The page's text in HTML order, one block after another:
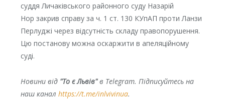
суддя Личаківського районного суду Назарій
Нор закрив справу за ч. 1 ст. 130 КУпАП проти Ланзи
Перлуджі через відсутність складу правопорушення.
Цю постанову можна оскаржити в апеляційному
суді.
Новини від "То є Львів"в Telegram. Підписуйтесь на
наш канал https://t.me/inlvivinua.